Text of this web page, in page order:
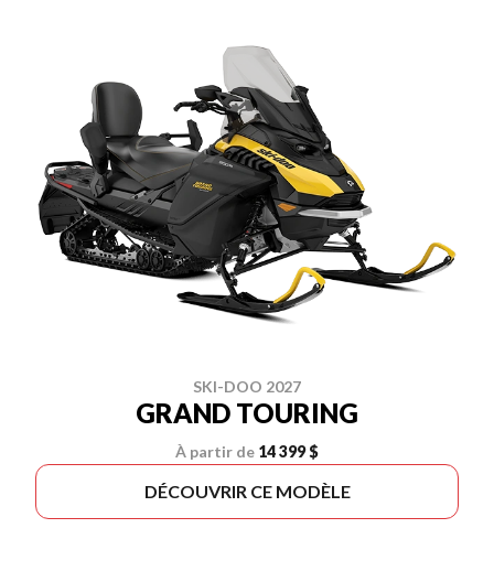
SKI-DOO 2027
GRAND TOURING
À partir de 14 399 $
DÉCOUVRIR CE MODÈLE